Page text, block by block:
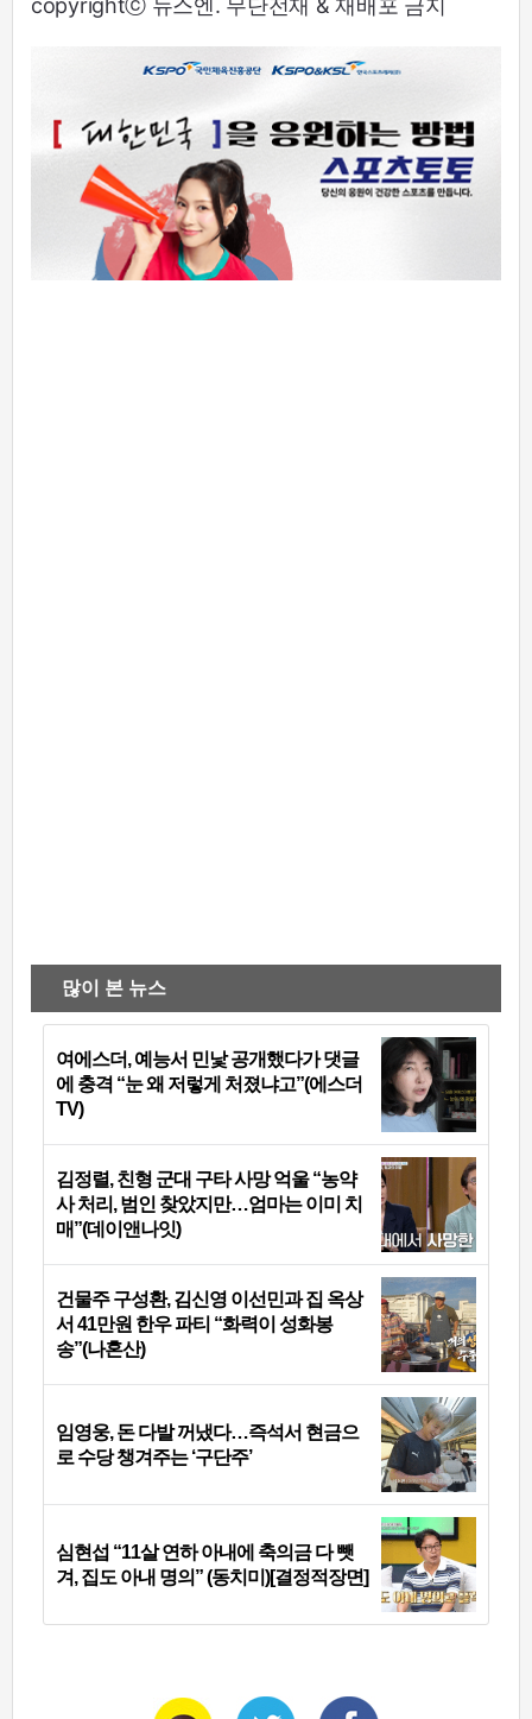
copyrightⓒ 뉴스엔. 무단전재 & 재배포 금지
많이 본 뉴스
여에스더, 예능서 민낯 공개했다가 댓글
에 충격 “눈 왜 저렇게 처졌냐고”(에스더
TV)
김정렬, 친형 군대 구타 사망 억울 “농약
사 처리, 범인 찾았지만…엄마는 이미 치
매”(데이앤나잇)
건물주 구성환, 김신영 이선민과 집 옥상
서 41만원 한우 파티 “화력이 성화봉
송”(나혼산)
임영웅, 돈 다발 꺼냈다…즉석서 현금으
로 수당 챙겨주는 ‘구단주’
심현섭 “11살 연하 아내에 축의금 다 뺏
겨, 집도 아내 명의” (동치미)[결정적장면]